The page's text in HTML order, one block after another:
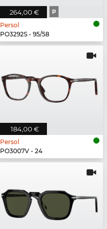
264,00 € P
Persol
PO3292S - 95/58
184,00 €
Persol
PO3007V - 24